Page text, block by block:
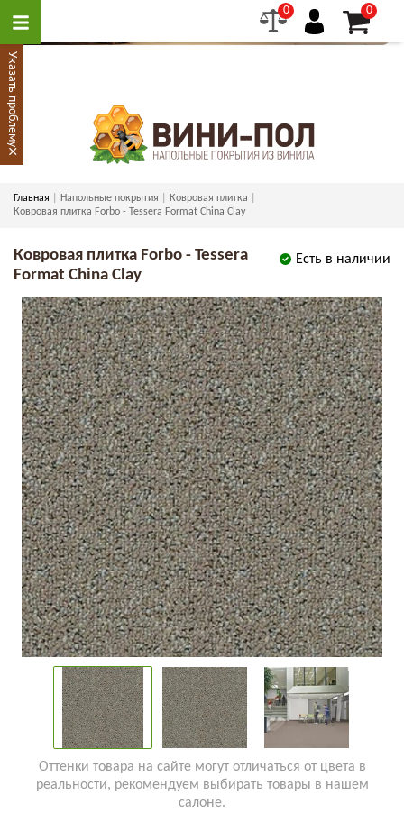
0 0
Главная Напольные покрытия
Ковровая плитка
Ковровая плитка Forbo - Tessera Format China Clay
Есть в наличии
Ковровая плитка Forbo - Tessera
Format China Clay
Оттенки товара на сайте могут отличаться от цвета в
реальности, рекомендуем выбирать товары в нашем
салоне.
Указать проблему
×